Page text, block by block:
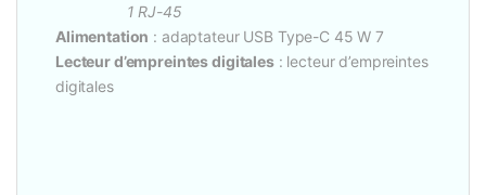
1 RJ-45
Alimentation : adaptateur USB Type-C 45 W 7
Lecteur d’empreintes digitales: lecteur d’empreintes
digitales